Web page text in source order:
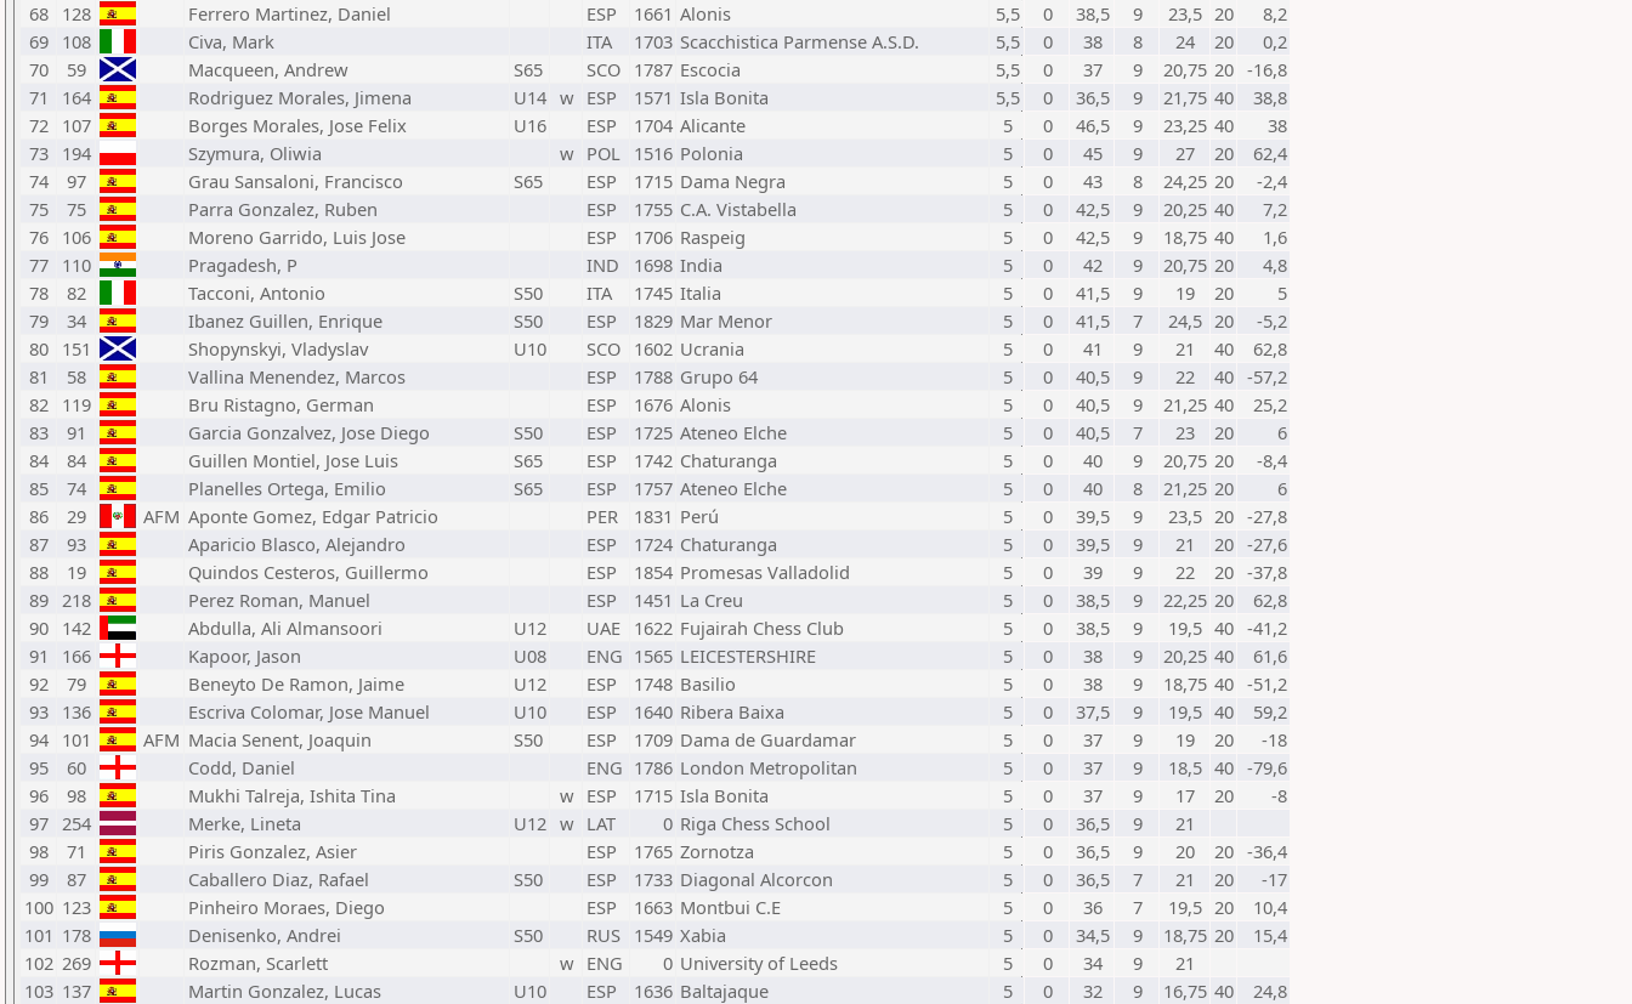
68 128 Ferrero Martinez, Daniel ESP 1661 Alonis 5,5 0 38,5 9 23,5 20
8,2
69 108 Civa, Mark ITA 1703 Scacchistica Parmense A.S.D. 5,5 0 38 8 24 20
0,2
70
59 Macqueen, Andrew S65 SCO 1787 Escocia 5,5 0 37 9 20,75 20 -16,8
71
164 Rodriguez Morales, Jimena U14 w ESP 1571 Isla Bonita 5,5 0 36,5 9 21,75 40
38,8
72 107 Borges Morales, Jose Felix U16 ESP 1704 Alicante 5 0 46,5 9 23,25 40
38
73 194 Szymura, Oliwia w POL 1516 Polonia 5 0 45 9 27 20
62,4
74
97 Grau Sansaloni, Francisco S65 ESP 1715 Dama Negra 5 0 43 8 24,25 20
-2,4
75
75 Parra Gonzalez, Ruben ESP 1755 C.A. Vistabella 5 0 42,5 9 20,25 40
7,2
76 106 Moreno Garrido, Luis Jose ESP 1706 Raspeig 5 0 42,5 9 18,75 40
1,6
77 110 Pragadesh, P IND 1698 India 5 0 42 9 20,75 20
4,8
78
82 Tacconi, Antonio S50 ITA 1745 Italia 5 0 41,5 9 19 20
5
79
34 Ibanez Guillen, Enrique S50 ESP 1829 Mar Menor 5 0 41,5 7 24,5 20
-5,2
80 151 Shopynskyi, Vladyslav U10 SCO 1602 Ucrania 5 0 41 9 21 40
62,8
81
58 Vallina Menendez, Marcos ESP 1788 Grupo 64 5 0 40,5 9 22 40 -57,2
82 119 Bru Ristagno, German ESP 1676 Alonis 5 0 40,5 9 21,25 40
25,2
83
91 Garcia Gonzalvez, Jose Diego S50 ESP 1725 Ateneo Elche 5 0 40,5 7 23 20
6
84
84 Guillen Montiel, Jose Luis S65 ESP 1742 Chaturanga 5 0 40 9 20,75 20
-8,4
85
74 Planelles Ortega, Emilio S65 ESP 1757 Ateneo Elche 5 0 40 8 21,25 20
6
86
29 AFM Aponte Gomez, Edgar Patricio PER 1831 Perú 5 0 39,5 9 23,5 20 -27,8
87
93 Aparicio Blasco, Alejandro ESP 1724 Chaturanga 5 0 39,5 9 21 20 -27,6
88
19 Quindos Cesteros, Guillermo ESP 1854 Promesas Valladolid 5 0 39 9 22 20 -37,8
89 218 Perez Roman, Manuel ESP 1451 La Creu 5 0 38,5 9 22,25 20
62,8
90 142 Abdulla, Ali Almansoori U12 UAE 1622 Fujairah Chess Club 5 0 38,5 9 19,5 40 -41,2
91
166 Kapoor, Jason U08 ENG 1565 LEICESTERSHIRE 5 0 38 9 20,25 40
61,6
92
79 Beneyto De Ramon, Jaime U12 ESP 1748 Basilio 5 0 38 9 18,75 40 -51,2
93 136 Escriva Colomar, Jose Manuel U10 ESP 1640 Ribera Baixa 5 0 37,5 9 19,5 40
59,2
94 101 AFM Macia Senent, Joaquin S50 ESP 1709 Dama de Guardamar 5 0 37 9 19 20
-18
95
60 Codd, Daniel ENG 1786 London Metropolitan 5 0 37 9 18,5 40 -79,6
96
98 Mukhi Talreja, Ishita Tina w ESP 1715 Isla Bonita 5 0 37 9 17 20
-8
97 254 Merke, Lineta U12 w LAT 0 Riga Chess School 5 0 36,5 9
21
98
71 Piris Gonzalez, Asier ESP 1765 Zornotza 5 0 36,5 9 20 20 -36,4
99
87 Caballero Diaz, Rafael S50 ESP 1733 Diagonal Alcorcon 5 0 36,5 7 21 20
-17
100 123 Pinheiro Moraes, Diego ESP 1663 Montbui C.E 5 0 36 7 19,5 20
10,4
101 178 Denisenko, Andrei S50 RUS 1549 Xabia 5 0 34,5 9 18,75 20
15,4
102 269 Rozman, Scarlett w ENG 0 University of Leeds 5 0 34 9
21
103 137 Martin Gonzalez, Lucas U10 ESP 1636 Baltajaque 5 0 32 9 16,75 40
24,8